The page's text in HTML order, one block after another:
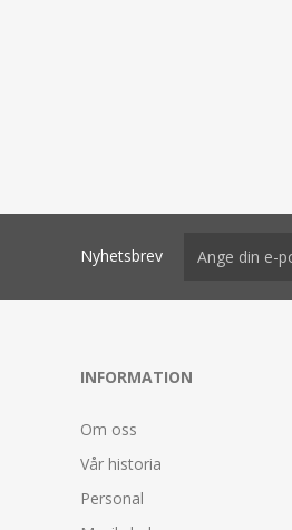
Nyhetsbrev
INFORMATION
Om oss
Vår historia
Personal